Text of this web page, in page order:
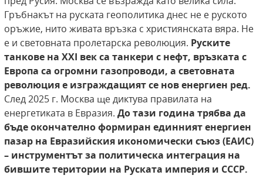
Гръбнакът на руската геополитика днес не е руското
оръжие, нито живата връзка с християнската вяра. Не
е и световната пролетарска революция. Руските
танкове на XXI век са танкери с нефт, връзката с
Европа са огромни газопроводи, а световната
революция е изграждащият се нов енергиен ред.
След 2025 г. Москва ще диктува правилата на
енергетиката в Евразия. До тази година трябва да
бъде окончателно формиран единният енергиен
пазар на Евразийския икономически съюз (ЕАИС)
– инструментът за политическа интеграция на
бившите територии на Руската империя и СССР.